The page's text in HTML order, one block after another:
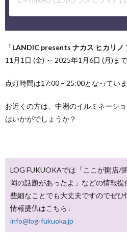
「LANDIC presents ナカス ヒカリノ
11月1日 (金) ～ 2025年1月6日 (月)まで
点灯時間は17:00 – 25:00となっていま
お近くの方は、中洲のイルミネーシ
はいかがでしょうか？
LOG FUKUOKAでは「ここが開店/
岡の話題があったよ」などの情報提
些細なことでも大丈夫ですのでぜひ
情報提供はこちら↓
info@log-fukuoka.jp